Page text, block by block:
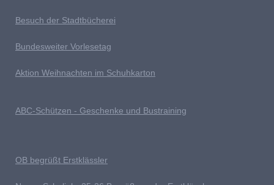
Besuch der Stadtbücherei
Bundesweiter Vorlesetag
Aktion Weihnachten im Schuhkarton
ABC-Schützen - Geschenke und Bustraining
OB begrüßt Erstklässler